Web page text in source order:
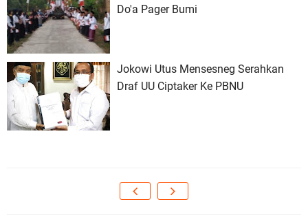
Do'a Pager Bumi
Jokowi Utus Mensesneg Serahkan
Draf UU Ciptaker Ke PBNU